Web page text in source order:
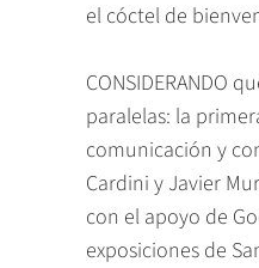
el cóctel de
CONSIDERANDO
paralelas: la
comunicación y
Cardini y Javier
con el apoyo de
exposiciones de